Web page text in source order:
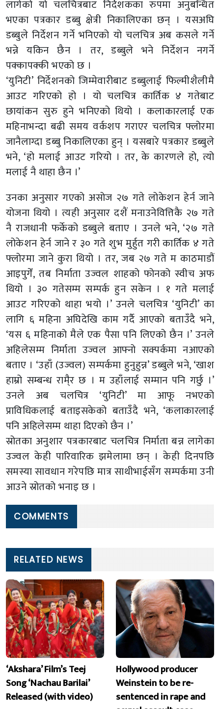
लागेको यो चलचित्रबाट निर्देशकका रुपमा अनुबन्धित
भएका पत्रकार डब्बु क्षेत्री निकालिएका छन् । यसअघि
डब्बुले निर्देशन गर्ने भनिएको यो चलचित्र अब कसले गर्ने
भन्ने यकिन छैन । तर, डब्बुले भने निर्देशन नगर्ने
पक्कापक्की भएको छ ।
‘युनिटी’ निर्देशनको जिम्मेवारीबाट डब्बुलाई फिल्मीशैलीमै
आउट गरिएको हो । यो चलचित्र कार्तिक ४ गतेबाट
छायांकन सुरु हुने भनिएको थियो । कलाकारलाई एक
महिनाभन्दा बढी समय वर्कशप गराएर चलचित्र फ्लोरमा
जानैलाग्दा डब्बु निकालिएका हुन् । यसबारे पत्रकार डब्बुले
भने, ‘हो मलाई आउट गरियो । तर, के कारणले हो, त्यो
मलाई नै थाहा छैन ।’
उनका अनुसार गएको असोज २७ गते लोकेशन हेर्न जाने
योजना थियो । त्यही अनुसार दशैं मनाउनेवित्तिकै २७ गते
नै राजधानी फर्केको डब्बुले बताए । उनले भने, ‘२७ गते
लोकेशन हेर्न जाने र ३० गते शुभ मुर्हुत गरी कार्तिक ४ गते
फ्लोरमा जाने कुरा थियो । तर, जब २७ गते म काठमाडौं
आइपुगेँ, तब निर्माता उज्वल शाहको फोनको स्वीच अफ
थियो । ३० गतेसम्म सम्पर्क हुन सकेन । १ गते मलाई
आउट गरिएको थाहा भयो ।’ उनले चलचित्र ‘युनिटी’ का
लागि ६ महिना अघिदेखि काम गर्दै आएको बताउँदै भने,
‘यस ६ महिनाको मैले एक पैसा पनि लिएको छैन ।’ उनले
अहिलेसम्म निर्माता उज्वल आफ्नो सक्पर्कमा नआएको
बताए । ‘उहाँ (उज्वल) सम्पर्कमा हुनुहुन्न’ डब्बुले भने, ‘खाश
हाम्रो सम्बन्ध रामै्र छ । म उहाँलाई सम्मान पनि गर्छु ।’
उनले अब चलचित्र ‘युनिटी’ मा आफू नभएको
प्राविधिकलाई बताइसकेको बताउँदै भने, ‘कलाकारलाई
पनि अहिलेसम्म थाहा दिएको छैन ।’
स्रोतका अनुशार पत्रकारबाट चलचित्र निर्माता बन्न लागेका
उज्वल केही पारिवारिक झमेलामा छन् । केही दिनपछि
समस्या सावधान गरेपछि मात्र साथीभाईसँग सम्पर्कमा उनी
आउने स्रोतको भनाइ छ ।
COMMENTS
RELATED NEWS
‘Akshara’ Film’s Teej
Song ‘Nachau Barilai’
Released (with video)
Hollywood producer
Weinstein to be re-
sentenced in rape and